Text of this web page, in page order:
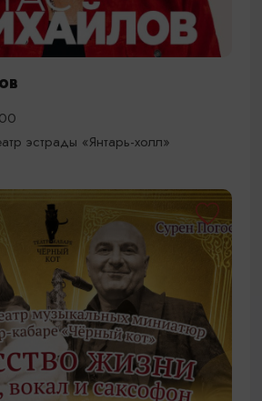
эстрады «Янтарь-холл»